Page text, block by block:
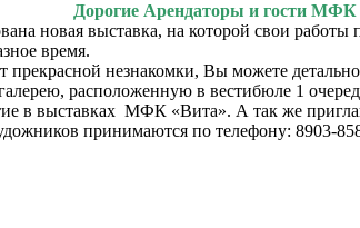
Дорогие Арендаторы и гости МФК
новая выставка, на которой свои
время.
незнакомки, Вы можете детально
расположенную в вестибюле 1
в выставках МФК «Вита». А так же
принимаются по телефону: 8903-